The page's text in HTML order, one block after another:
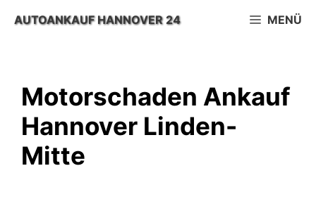
InhaltAUTOANKAUF HANNOVER 24 MENÜ
Motorschaden Ankauf
Hannover Linden-
Mitte